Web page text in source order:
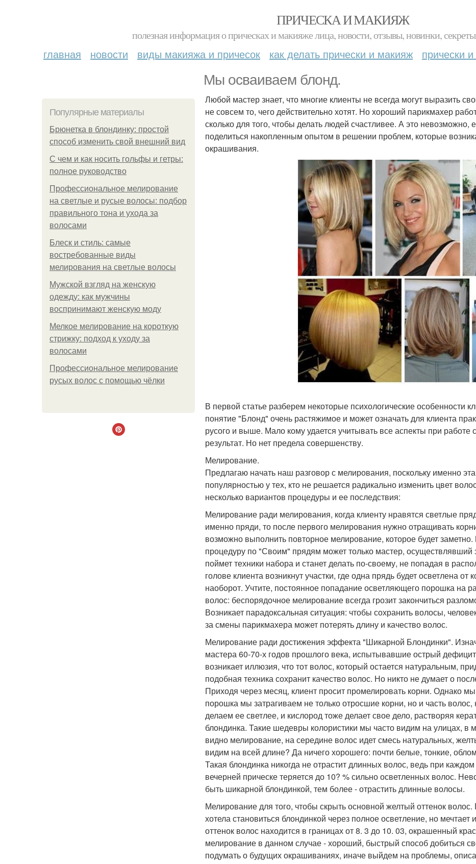
ПРИЧЕСКА И МАКИЯЖ
полезная информация о прическах и макияже лица, новости, отзывы, новинки,
главная новости виды макияжа и причесок как делать прически и макияж прически
Мы осваиваем блонд.
Популярные материалы
Брюнетка в блондинку: простой
способ изменить свой внешний вид
С чем и как носить гольфы и гетры:
полное руководство
Профессиональное мелирование
на светлые и русые волосы: подбор
правильного тона и ухода за
волосами
Блеск и стиль: самые
востребованные виды
мелирования на светлые волосы
Мужской взгляд на женскую
одежду: как мужчины
воспринимают женскую моду
Мелкое мелирование на короткую
стрижку: подход к уходу за
волосами
Профессиональное мелирование
русых волос с помощью чёлки
Любой мастер знает, что многие клиенты не всегда могут выразить
не совсем то, чего действительно хотят. Но хороший парикмахер
сколько для того, чтобы делать людей счастливее. А это
поделиться накопленным опытом в решении проблем, которые
окрашивания.
В первой статье разберем некоторые психологические особенности
понятие "Блонд" очень растяжимое и может означать для клиента
русого и выше. Мало кому удается учитывать все аспекты при работе
результат. Но нет предела совершенству.
Мелирование.
Предлагаю начать наш разговор с мелирования, поскольку именно
популярностью у тех, кто не решается радикально изменить цвет
несколько вариантов процедуры и ее последствия:
Мелирование ради мелирования, когда клиенту нравятся светлые
именно пряди, то после первого мелирования нужно отращивать
возможно выполнить повторное мелирование, которое будет
процедуру по "Своим" прядям может только мастер, осуществлявший
поймет техники набора и станет делать по-своему, не попадая в
голове клиента возникнут участки, где одна прядь будет осветлена
наоборот. Учтите, постоянное попадание осветляющего порошка на
волос: беспорядочное мелирование всегда грозит закончиться
Возникает парадоксальная ситуация: чтобы сохранить волосы,
за смены парикмахера может потерять длину и качество волос.
Мелирование ради достижения эффекта "Шикарной Блондинки".
мастера 60-70-х годов прошлого века, испытывавшие острый
возникает иллюзия, что тот волос, который остается натуральным,
подобная техника сохранит качество волос. Но никто не думает о
Приходя через месяц, клиент просит промелировать корни. Однако
порошка мы затрагиваем не только отросшие корни, но и часть
делаем ее светлее, и кислород тоже делает свое дело, растворяя
блондинка. Такие шедевры колористики мы часто видим на улицах, в
видно мелирование, на середине волос идет смесь натуральных,
видим на всей длине? Да ничего хорошего: почти белые, тонкие,
Такая блондинка никогда не отрастит длинных волос, ведь при
вечерней прическе теряется до 10? % сильно осветленных волос.
быть шикарной блондинкой, тем более - отрастить длинные волосы.
Мелирование для того, чтобы скрыть основной желтый оттенок
хотела становиться блондинкой через полное осветление, но
оттенок волос находится в границах от 8. 3 до 10. 03, окрашенный
мелирование в данном случае - хороший, быстрый способ добиться
подумать о будущих окрашиваниях, иначе выйдем на проблемы,